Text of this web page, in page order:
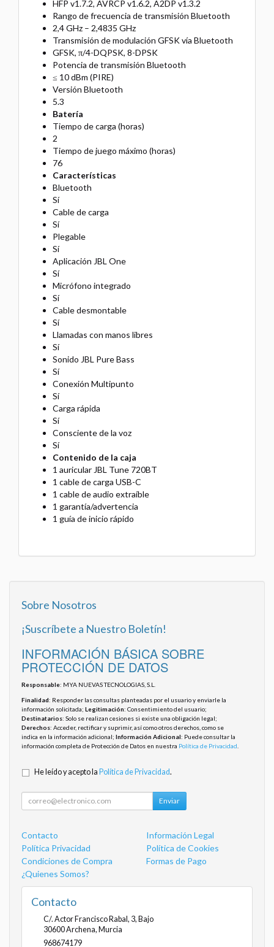
HFP v1.7.2, AVRCP v1.6.2, A2DP v1.3.2
Rango de frecuencia de transmisión Bluetooth
2,4 GHz – 2,4835 GHz
Transmisión de modulación GFSK vía Bluetooth
GFSK, π/4-DQPSK, 8-DPSK
Potencia de transmisión Bluetooth
≤ 10 dBm (PIRE)
Versión Bluetooth
5.3
Batería
Tiempo de carga (horas)
2
Tiempo de juego máximo (horas)
76
Características
Bluetooth
Sí
Cable de carga
Sí
Plegable
Sí
Aplicación JBL One
Sí
Micrófono integrado
Sí
Cable desmontable
Sí
Llamadas con manos libres
Sí
Sonido JBL Pure Bass
Sí
Conexión Multipunto
Sí
Carga rápida
Sí
Consciente de la voz
Sí
Contenido de la caja
1 auricular JBL Tune 720BT
1 cable de carga USB-C
1 cable de audio extraíble
1 garantía/advertencia
1 guía de inicio rápido
Sobre Nosotros
¡Suscríbete a Nuestro Boletín!
INFORMACIÓN BÁSICA SOBRE
PROTECCIÓN DE DATOS
Responsable: MYA NUEVAS TECNOLOGIAS, S.L.
Finalidad: Responder las consultas planteadas por el usuario y enviarle la
información solicitada; Legitimación: Consentimiento del usuario;
Destinatarios: Solo se realizan cesiones si existe una obligación legal;
Derechos: Acceder, rectificar y suprimir, así como otros derechos, como se
indica en la información adicional; Información Adicional: Puede consultar la
información completa de Protección de Datos en nuestra Política de Privacidad
He leído y acepto la Política de Privacidad.
Enviar
Contacto
Información Legal
Política Privacidad
Política de Cookies
Condiciones de Compra
Formas de Pago
¿Quienes Somos?
Contacto
C/. Actor Francisco Rabal, 3, Bajo
30600Archena, Murcia
968674179